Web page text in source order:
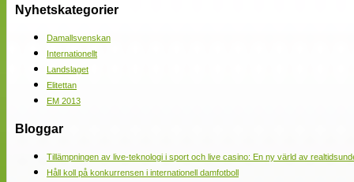
Nyhetskategorier
Damallsvenskan
Internationellt
Landslaget
Elitettan
EM 2013
Bloggar
Tillämpningen av live-teknologi i sport och live casino: En ny värld av
Håll koll på konkurrensen i internationell damfotboll